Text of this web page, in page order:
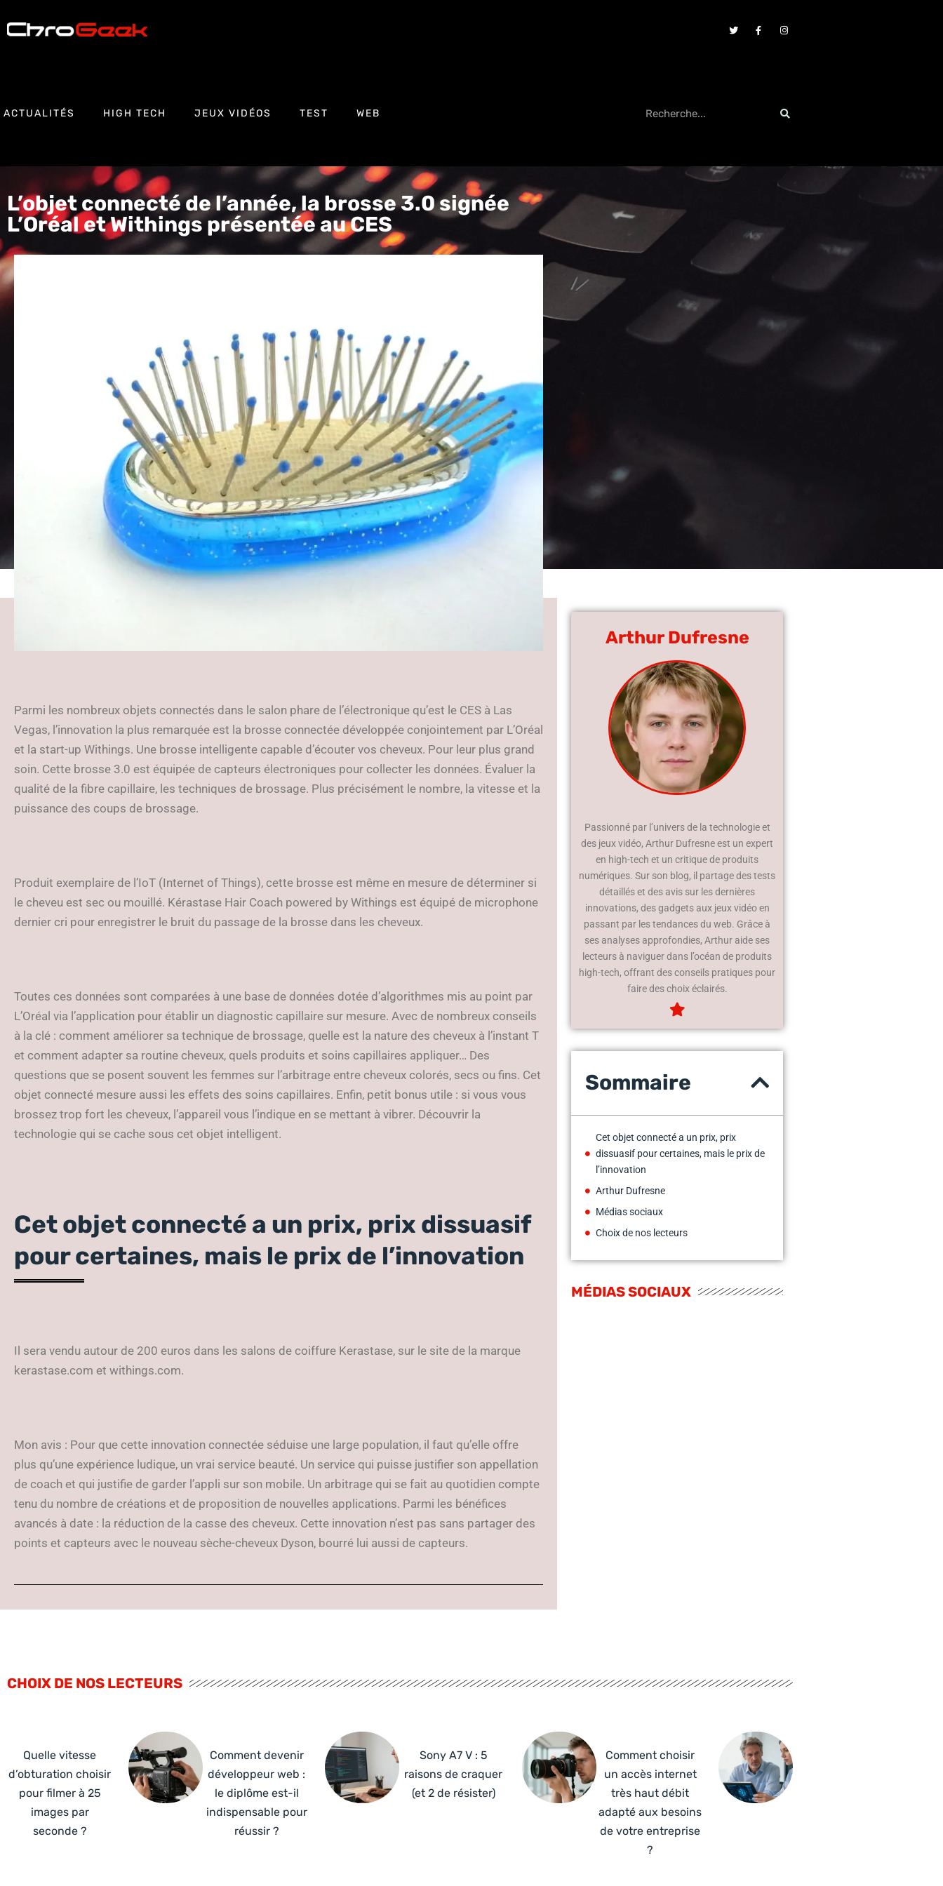
ACTUALITÉS HIGH TECH JEUX VIDÉOS TEST WEB
L’objet connecté de l’année, la brosse 3.0 signée
L’Oréal et Withings présentée au CES
Parmi les nombreux objets connectés dans le salon phare de l’électronique qu’est le CES à Las
Vegas, l’innovation la plus remarquée est la brosse connectée développée conjointement par L’Oréal
et la start-up Withings. Une brosse intelligente capable d’écouter vos cheveux. Pour leur plus grand
soin. Cette brosse 3.0 est équipée de capteurs électroniques pour collecter les données. Évaluer la
qualité de la fibre capillaire, les techniques de brossage. Plus précisément le nombre, la vitesse et la
puissance des coups de brossage.
Produit exemplaire de l’IoT (Internet of Things), cette brosse est même en mesure de déterminer si
le cheveu est sec ou mouillé. Kérastase Hair Coach powered by Withings est équipé de microphone
dernier cri pour enregistrer le bruit du passage de la brosse dans les cheveux.
Toutes ces données sont comparées à une base de données dotée d’algorithmes mis au point par
L’Oréal via l’application pour établir un diagnostic capillaire sur mesure. Avec de nombreux conseils
à la clé : comment améliorer sa technique de brossage, quelle est la nature des cheveux à l’instant T
et comment adapter sa routine cheveux, quels produits et soins capillaires appliquer… Des
questions que se posent souvent les femmes sur l’arbitrage entre cheveux colorés, secs ou fins. Cet
objet connecté mesure aussi les effets des soins capillaires. Enfin, petit bonus utile : si vous vous
brossez trop fort les cheveux, l’appareil vous l’indique en se mettant à vibrer. Découvrir la
technologie qui se cache sous cet objet intelligent.
Cet objet connecté a un prix, prix dissuasif
pour certaines, mais le prix de l’innovation
Il sera vendu autour de 200 euros dans les salons de coiffure Kerastase, sur le site de la marque
kerastase.com et withings.com.
Mon avis : Pour que cette innovation connectée séduise une large population, il faut qu’elle offre
plus qu’une expérience ludique, un vrai service beauté. Un service qui puisse justifier son appellation
de coach et qui justifie de garder l’appli sur son mobile. Un arbitrage qui se fait au quotidien compte
tenu du nombre de créations et de proposition de nouvelles applications. Parmi les bénéfices
avancés à date : la réduction de la casse des cheveux. Cette innovation n’est pas sans partager des
points et capteurs avec le nouveau sèche-cheveux Dyson, bourré lui aussi de capteurs.
Arthur Dufresne
Passionné par l’univers de la technologie et
des jeux vidéo, Arthur Dufresne est un expert
en high-tech et un critique de produits
numériques. Sur son blog, il partage des tests
détaillés et des avis sur les dernières
innovations, des gadgets aux jeux vidéo en
passant par les tendances du web. Grâce à
ses analyses approfondies, Arthur aide ses
lecteurs à naviguer dans l’océan de produits
high-tech, offrant des conseils pratiques pour
faire des choix éclairés.
Sommaire
Cet objet connecté a un prix, prix
dissuasif pour certaines, mais le prix de
l’innovation
Arthur Dufresne
Médias sociaux
Choix de nos lecteurs
MÉDIAS SOCIAUX
CHOIX DE NOS LECTEURS
Quelle vitesse
d’obturation choisir
pour filmer à 25
images par
seconde ?
Comment devenir
développeur web :
le diplôme est-il
indispensable pour
réussir ?
Sony A7 V : 5
raisons de craquer
(et 2 de résister)
Comment choisir
un accès internet
très haut débit
adapté aux besoins
de votre entreprise
?